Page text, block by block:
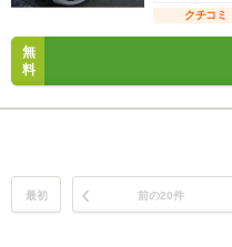
クチコミ
無
料
最初 前の20件